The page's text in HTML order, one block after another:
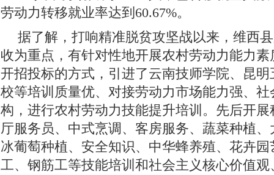
劳动力转移就业率达到60.67%。
据了解，打响精准脱贫攻坚战以来，维西
收为重点，有针对性地开展农村劳动力能力
开招投标的方式，引进了云南技师学院、昆
校等培训质量优、对接劳动力市场能力强、
构，进行农村劳动力技能提升培训。先后开
厅服务员、中式烹调、客房服务、蔬菜种植
冰葡萄种植、安全知识、中华蜂养殖、花卉
工、钢筋工等技能培训和社会主义核心价值